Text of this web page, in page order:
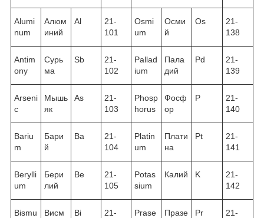
Alumi
num
Алюм
иний
Al
21-
101
Osmi
um
Осми
й
Os
21-
138
Antim
ony
Сурь
ма
Sb
21-
102
Pallad
ium
Пала
дий
Pd
21-
139
Arseni
c
Мышь
як
As
21-
103
Phosp
horus
Фосф
ор
P
21-
140
Bariu
m
Бари
й
Ba
21-
104
Platin
um
Плати
на
Pt
21-
141
Berylli
um
Бери
лий
Be
21-
105
Potas
sium
Калий K
21-
142
Bismu
Висм
Bi
21-
Prase
Празе
Pr
21-